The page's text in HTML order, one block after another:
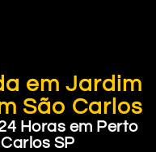
em Jardim
São Carlos
Horas em Perto
SP